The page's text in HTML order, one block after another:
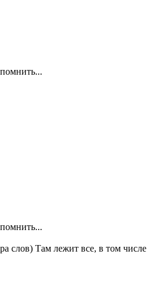
Там лежит все, в том